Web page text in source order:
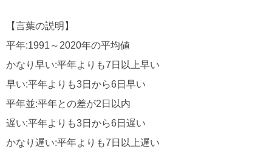
【言葉の説明】
平年:1991～2020年の平均値
かなり早い:平年よりも7日以上早い
早い:平年よりも3日から6日早い
平年並:平年との差が2日以内
遅い:平年よりも3日から6日遅い
かなり遅い:平年よりも7日以上遅い